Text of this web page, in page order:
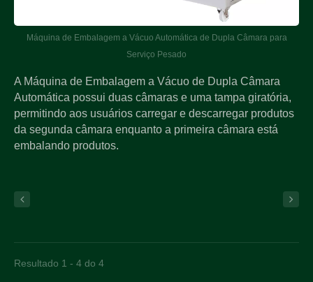
Máquina de Embalagem a Vácuo Automática de Dupla Câmara para
Serviço Pesado
A Máquina de Embalagem a Vácuo de Dupla Câmara
Automática possui duas câmaras e uma tampa giratória,
permitindo aos usuários carregar e descarregar produtos
da segunda câmara enquanto a primeira câmara está
embalando produtos.
Resultado 1 - 4 do 4